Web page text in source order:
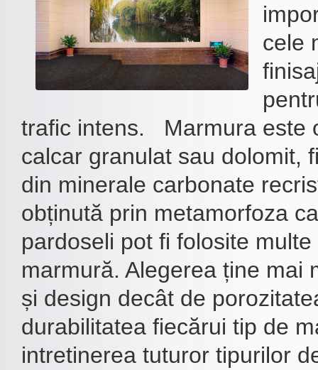
cele
trafic intens. Marmura este
calcar granulat sau dolomit,
din minerale carbonate
obținută prin metamorfoza
pardoseli pot fi folosite
marmură. Alegerea ține mai
și design decât de
durabilitatea fiecărui tip de
intretinerea tuturor tipurilor